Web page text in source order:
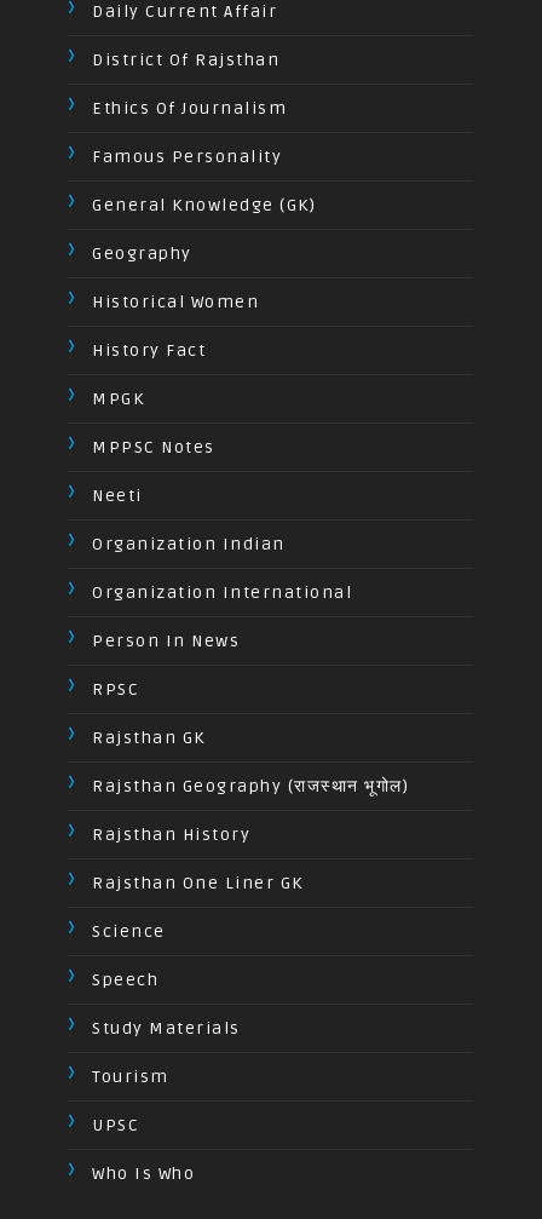
Daily Current Affair
District Of Rajsthan
Ethics Of Journalism
Famous Personality
General Knowledge (GK)
Geography
Historical Women
History Fact
MPGK
MPPSC Notes
Neeti
Organization Indian
Organization International
Person In News
RPSC
Rajsthan GK
Rajsthan Geography (राजस्थान भूगोल)
Rajsthan History
Rajsthan One Liner GK
Science
Speech
Study Materials
Tourism
UPSC
Who Is Who